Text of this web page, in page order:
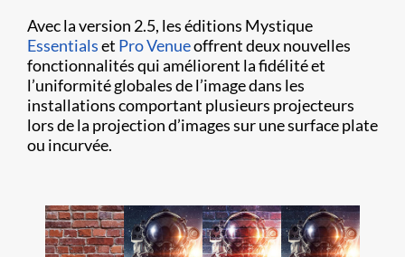
Avec la version 2.5, les éditions Mystique
Essentialset Pro Venueoffrent deux nouvelles
fonctionnalités qui améliorent la fidélité et
l’uniformité globales de l’image dans les
installations comportant plusieurs projecteurs
lors de la projection d’images sur une surface plate
ou incurvée.